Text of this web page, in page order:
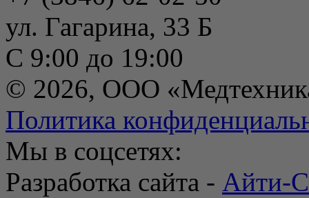
ул. Гагарина, 33 Б
С 9:00 до 19:00
© 2026, ООО
Политика
Мы в соцсетях:
Разработка сайта - Айти-